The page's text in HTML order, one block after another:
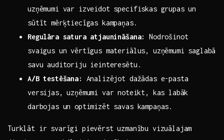
uzņēmumi var izveidot specifiskas grupas un
‍sūtīt mērķtiecīgas kampaņas.
Regulāra satura atjaunināšana:
Nodrošinot‍
svaigus un vērtīgus ​materiālus, uzņēmumi saglabā
savu auditoriju ieinteresētu.
A/B testēšana:
Analizējot dažādas e-pasta
versijas, uzņēmumi var⁤ noteikt, kas labāk‍
darbojas un optimizēt ​savas kampaņas.
Turklāt ir svarīgi pievērst⁣ uzmanību vizuālajam